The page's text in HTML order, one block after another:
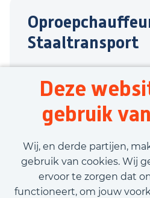
Deze
gebruik
Wij, en derde partijen,
gebruik van cookies. Wij
ervoor te zorgen dat
functioneert, om jouw
Staaltransport
Transport
8 uur
€500,00 - €1.500,00
Bekijk vacature